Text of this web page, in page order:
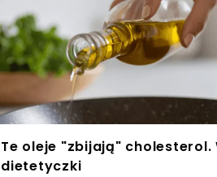
Te oleje "zbijają" cholesterol.
dietetyczki